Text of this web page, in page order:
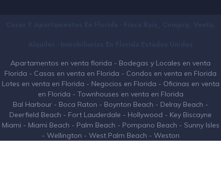
Apartamentos en venta florida - Bodegas y Locales en venta
Florida - Casas en venta en Florida - Condos en venta en Florida
Lotes en venta en Florida - Negocios en Florida - Oficinas en venta
en Florida - Townhouses en venta en Florida
Bal Harbour - Boca Raton - Boynton Beach - Delray Beach -
Deerfield Beach - Fort Lauderdale - Hollywood - Key Biscayne
Miami - Miami Beach - Palm Beach - Pompano Beach - Sunny Isles
- Wellington - West Palm Beach - Weston